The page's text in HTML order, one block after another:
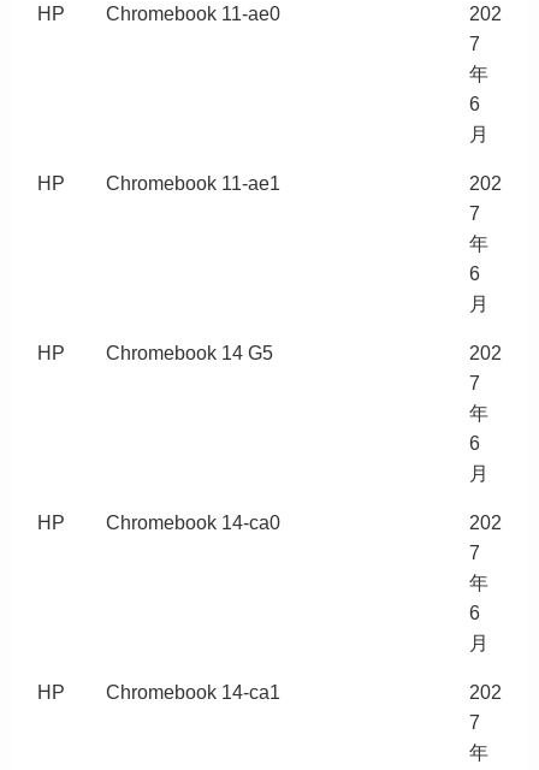
HP Chromebook 11-ae0
202
7
年
6
月
HP Chromebook 11-ae1
202
7
年
6
月
HP Chromebook 14 G5
202
7
年
6
月
HP Chromebook 14-ca0
202
7
年
6
月
HP Chromebook 14-ca1
202
7
年